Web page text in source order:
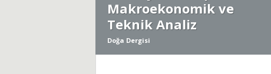
Makroekonomik ve
Teknik Analiz
Doğa Dergisi